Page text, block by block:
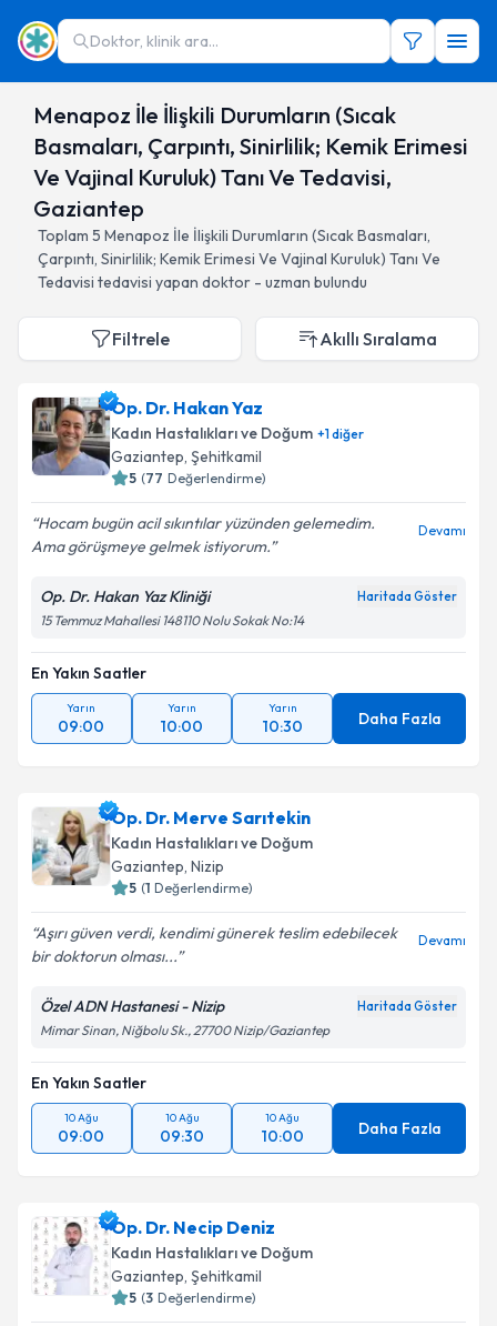
Doktor, klinik ara...
Menapoz İle İlişkili Durumların (Sıcak
Basmaları, Çarpıntı, Sinirlilik; Kemik Erimesi
Ve Vajinal Kuruluk) Tanı Ve Tedavisi,
Gaziantep
Toplam 5 Menapoz İle İlişkili Durumların (Sıcak Basmaları,
Çarpıntı, Sinirlilik; Kemik Erimesi Ve Vajinal Kuruluk) Tanı Ve
Tedavisi tedavisi yapan doktor - uzman bulundu
Filtrele Akıllı Sıralama
Op. Dr. Hakan Yaz
Kadın Hastalıkları ve Doğum +1diğer
Gaziantep, Şehitkamil
5 (77 Değerlendirme)
Hocam bugün acil sıkıntılar yüzünden gelemedim.
Ama görüşmeye gelmek istiyorum.
Devamı
Op. Dr. Hakan Yaz Kliniği Haritada Göster
15 Temmuz Mahallesi 148110 Nolu Sokak No:14
En Yakın Saatler
Yarın
09:00
Yarın
10:00
Yarın
10:30 Daha Fazla
Op. Dr. Merve Sarıtekin
Kadın Hastalıkları ve Doğum
Gaziantep, Nizip
5 (1 Değerlendirme)
Aşırı güven verdi, kendimi günerek teslim edebilecek
bir doktorun olması...
Devamı
Özel ADN Hastanesi - Nizip Haritada Göster
Mimar Sinan, Niğbolu Sk., 27700 Nizip/Gaziantep
En Yakın Saatler
10 Ağu
09:00
10 Ağu
09:30
10 Ağu
10:00 Daha Fazla
Op. Dr. Necip Deniz
Kadın Hastalıkları ve Doğum
Gaziantep, Şehitkamil
5 (3 Değerlendirme)